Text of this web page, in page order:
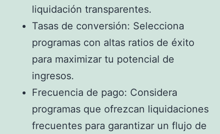
liquidación transparentes.
Tasas de conversión: Selecciona
programas con altas ratios de éxito
para maximizar tu potencial de
ingresos.
Frecuencia de pago: Considera
programas que ofrezcan liquidaciones
frecuentes para garantizar un flujo de